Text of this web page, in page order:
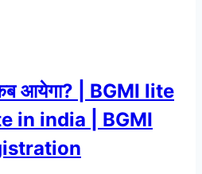
आयेगा? | BGMI lite
in india | BGMI